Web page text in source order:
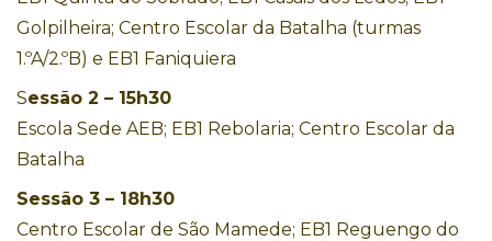
Golpilheira; Centro Escolar da Batalha (turmas
1.ºA/2.ºB) e EB1 Faniquiera
Sessão 2 – 15h30
Escola Sede AEB; EB1 Rebolaria; Centro Escolar da
Batalha
Sessão 3 – 18h30
Centro Escolar de São Mamede; EB1 Reguengo do